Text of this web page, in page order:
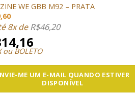
WE GBB M92 – PRATA
8x deR$46,20
ou BOLETO
ME UM E-MAIL QUANDO ESTIVER
DISPONÍVEL